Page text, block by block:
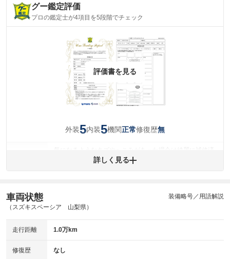
グー鑑定評価
プロの鑑定士が4項目を5段階でチェック
評価書を見る
外装5内装5機関正常修復歴無
みですが、 小さなキズやヘコミが残っている場合もありま
内装
(内装状態)
気になる汚れ等がない綺麗な室内を保っています。
詳しく見る
車両状態
（スズキスペーシア 山梨県）
装備略号／用語解説
走行距離 1.0万km
修復歴 なし